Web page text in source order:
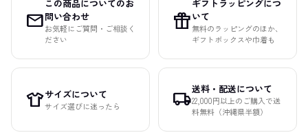
mail
この商品についてのお
問い合わせ
お気軽にご質問・ご相談く
ださい
featured_seasonal_and_gifts
ギフトラッピングにつ
いて
無料のラッピングのほか、
ギフトボックスや巾着も
apparelサイズについて
サイズ選びに迷ったら local_shipping送料・配送について
22,000円以上のご購入で送
料無料（沖縄県半額）